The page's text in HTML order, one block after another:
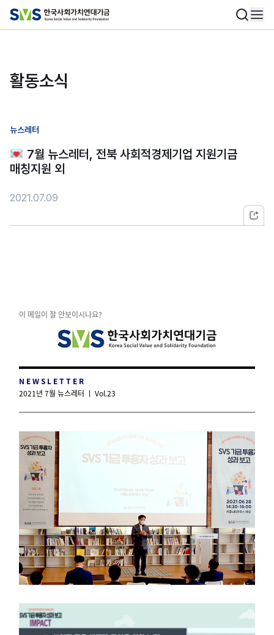
활동소식
뉴스레터
7월 뉴스레터, 전북 사회적경제기업 지원기금
매칭지원 외
2021.07.09
이 메일이 잘 안보이시나요?
N E W S L E T T E R
2021년 7월 뉴스레터 ㅣ Vol.23